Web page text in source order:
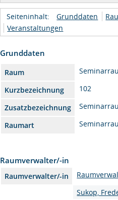
Seiteninhalt: Grunddaten
Veranstaltungen
Grunddaten
Raum
Kurzbezeichnung
102
Zusatzbezeichnung
Raumart
Raumverwalter/-in
Raumverwalter/-in
Sukop,